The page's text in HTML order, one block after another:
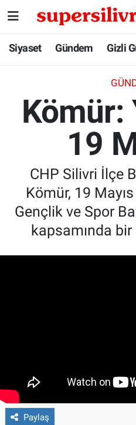
Siyaset Gündem Gizli
Kömür:
19
CHP Silivri İlçe
Kömür, 19
Gençlik ve Spor
kapsamında
Paylaş
Siyaset
Gizli Gündem
Belediye
İstanbul Nöbetçi
İstanbul Hava Durumu
İstanbul Namaz
İstanbul Trafik
Süper Lig Puan
Tüm Manşetler
Son Dakika Haberleri
Haber Arşivi